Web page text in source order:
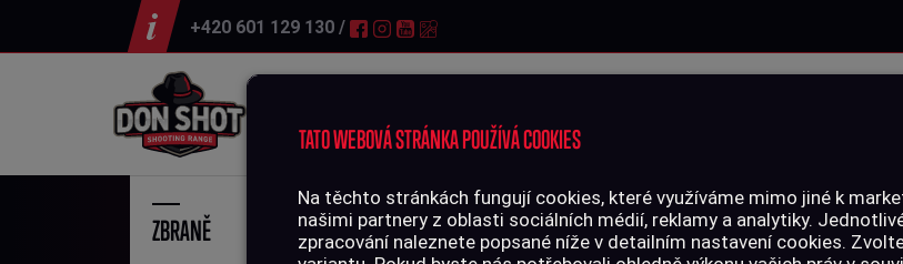
TATO WEBOVÁ STRÁNKA POUŽÍVÁ COOKIES
Na těchto stránkách fungují cookies, které využíváme mimo jiné k
našimi partnery z oblasti sociálních médií, reklamy a analytiky.
zpracování naleznete popsané níže v detailním nastavení cookies.
+420 601 129 130 /
ZBRANĚ STŘELIVO PŘÍSLUŠENSTVÍ